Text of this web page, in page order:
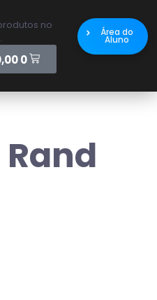
no
0
Área do
Aluno